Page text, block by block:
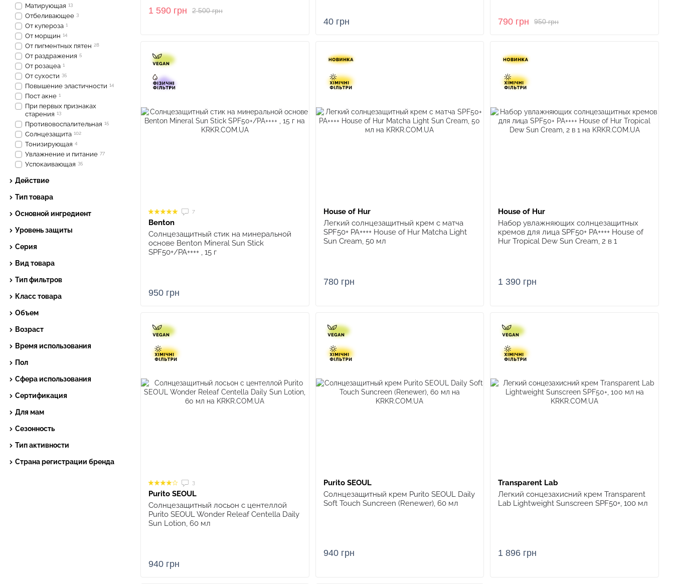
2 500 грн
1 590 грн
40 грн 950 грн
790 грн
7
Benton
Солнцезащитный стик на минеральной
основе Benton Mineral Sun Stick
SPF50+/PA++++ , 15 г
950 грн
House of Hur
Легкий солнцезащитный крем с матча
SPF50+ PA++++ House of Hur Matcha Light
Sun Cream, 50 мл
780 грн
House of Hur
Набор увлажняющих солнцезащитных
кремов для лица SPF50+ PA++++ House of
Hur Tropical Dew Sun Cream, 2 в 1
1 390 грн
3
Purito SEOUL
Солнцезащитный лосьон с центеллой
Purito SEOUL Wonder Releaf Centella Daily
Sun Lotion, 60 мл
940 грн
Purito SEOUL
Солнцезащитный крем Purito SEOUL Daily
Soft Touch Suncreen (Renewer), 60 мл
940 грн
Transparent Lab
Легкий сонцезахисний крем Transparent
Lab Lightweight Sunscreen SPF50+, 100 мл
1 896 грн
Матирующая 13
Отбеливающее 3
От купероза 1
От морщин 14
От пигментных пятен 28
От раздражения 5
От розацеа 1
От сухости 35
Повышение эластичности 14
Пост акне 1
При первых признаках
старения 13
Противовоспалительная 15
Солнцезащита 102
Тонизирующая 4
Увлажнение и питание 77
Успокаивающая 35
Действие
Тип товара
Основной ингредиент
Уровень защиты
Серия
Вид товара
Тип фильтров
Класс товара
Объем
Возраст
Время использования
Пол
Сфера использования
Сертификация
Для мам
Сезонность
Тип активности
Страна регистрации бренда